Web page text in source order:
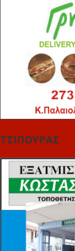
ΤΣΙΠΟΥΡΑΣ